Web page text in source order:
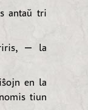
antaŭ tri
— la
en la
tiun